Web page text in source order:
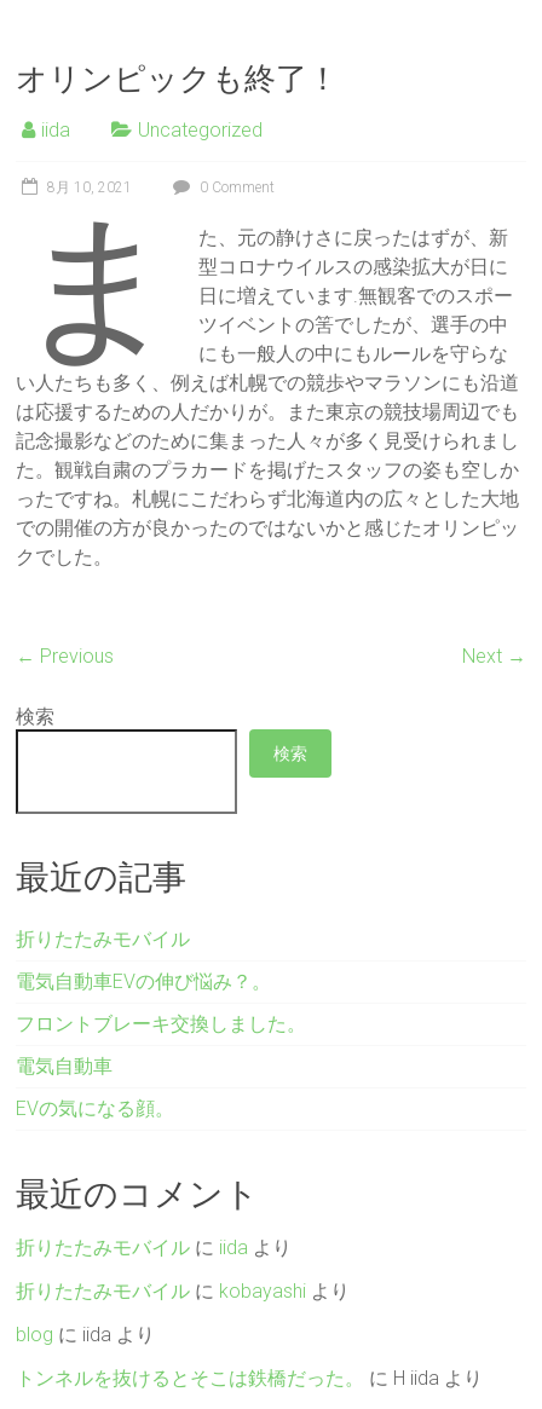
オリンピックも終了！
iida Uncategorized
8月 10, 2021 0 Comment
ま
た、元の静けさに戻ったはずが、新
型コロナウイルスの感染拡大が日に
日に増えています.無観客でのスポー
ツイベントの筈でしたが、選手の中
にも一般人の中にもルールを守らな
い人たちも多く、例えば札幌での競歩やマラソンにも沿道
は応援するための人だかりが。また東京の競技場周辺でも
記念撮影などのために集まった人々が多く見受けられまし
た。観戦自粛のプラカードを掲げたスタッフの姿も空しか
ったですね。札幌にこだわらず北海道内の広々とした大地
での開催の方が良かったのではないかと感じたオリンピッ
クでした。
← Previous Next →
検索
検索
最近の記事
折りたたみモバイル
電気自動車EVの伸び悩み？。
フロントブレーキ交換しました。
電気自動車
EVの気になる顔。
最近のコメント
折りたたみモバイル に iida より
折りたたみモバイル に kobayashi より
blog に iida より
トンネルを抜けるとそこは鉄橋だった。
に H iida より